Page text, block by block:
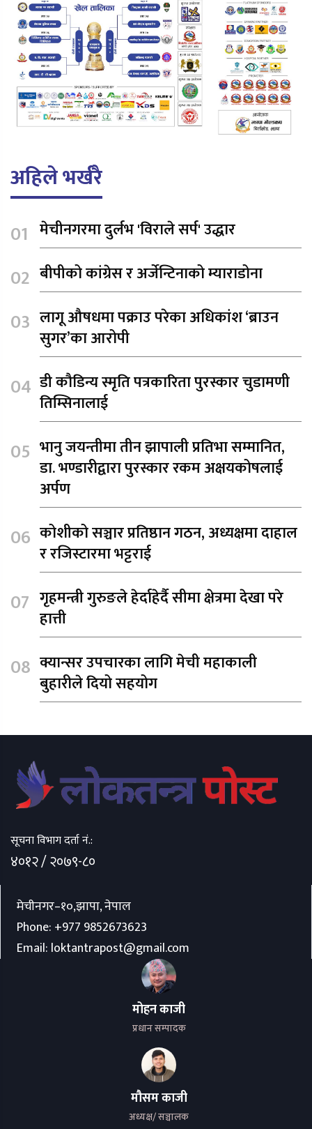
अहिले भर्खरै
मेचीनगरमा दुर्लभ 'विराले सर्प' उद्धार
बीपीको कांग्रेस र अर्जेन्टिनाको म्याराडोना
लागू औषधमा पक्राउ परेका अधिकांश ‘ब्राउन
सुगर’का आरोपी
डी कौडिन्य स्मृति पत्रकारिता पुरस्कार चुडामणी
तिम्सिनालाई
भानु जयन्तीमा तीन झापाली प्रतिभा सम्मानित,
डा. भण्डारीद्वारा पुरस्कार रकम अक्षयकोषलाई
अर्पण
कोशीको सञ्चार प्रतिष्ठान गठन, अध्यक्षमा दाहाल
र रजिस्टारमा भट्टराई
गृहमन्त्री गुरुङले हेर्दाहेर्दै सीमा क्षेत्रमा देखा परे
हात्ती
क्यान्सर उपचारका लागि मेची महाकाली
बुहारीले दियो सहयोग
सूचना विभाग दर्ता नं.:
४०१२ / २०७९-८०
मेचीनगर–१०,झापा, नेपाल
Phone: +977 9852673623
Email: loktantrapost@gmail.com
मोहन काजी
प्रधान सम्पादक
मौसम काजी
अध्यक्ष/ सञ्चालक